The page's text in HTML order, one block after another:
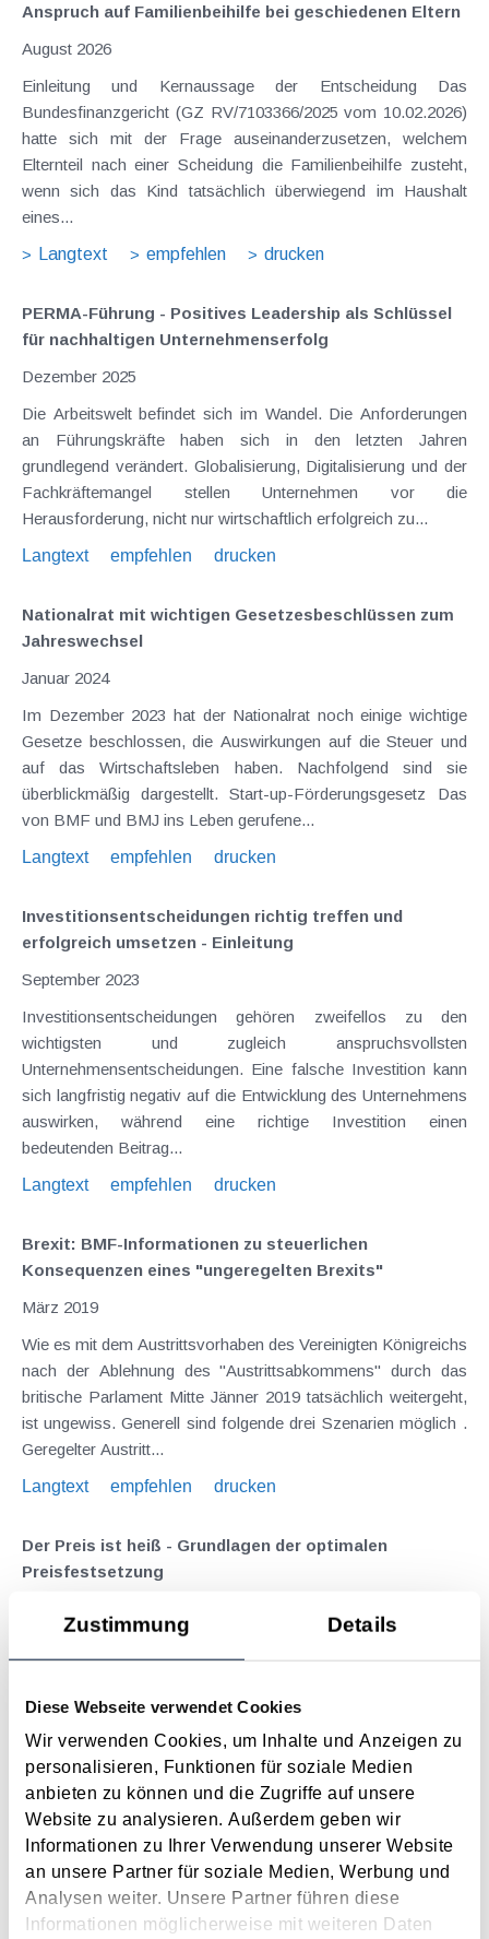
Zustimmung Details
Diese Webseite verwendet Cookies
Wir verwenden Cookies, um Inhalte und Anzeigen zu
personalisieren, Funktionen für soziale Medien
anbieten zu können und die Zugriffe auf unsere
Website zu analysieren. Außerdem geben wir
Informationen zu Ihrer Verwendung unserer Website
an unsere Partner für soziale Medien, Werbung und
Analysen weiter. Unsere Partner führen diese
Informationen möglicherweise mit weiteren Daten
Anspruch auf Familienbeihilfe bei geschiedenen Eltern
August 2026
Einleitung und Kernaussage der Entscheidung Das
Bundesfinanzgericht (GZ RV/7103366/2025 vom 10.02.2026)
hatte sich mit der Frage auseinanderzusetzen, welchem
Elternteil nach einer Scheidung die Familienbeihilfe zusteht,
wenn sich das Kind tatsächlich überwiegend im Haushalt
eines...
Langtext
empfehlen drucken
PERMA-Führung - Positives Leadership als Schlüssel
für nachhaltigen Unternehmenserfolg
Dezember 2025
Die Arbeitswelt befindet sich im Wandel. Die Anforderungen
an Führungskräfte haben sich in den letzten Jahren
grundlegend verändert. Globalisierung, Digitalisierung und der
Fachkräftemangel stellen Unternehmen vor die
Herausforderung, nicht nur wirtschaftlich erfolgreich zu...
Langtext
empfehlen drucken
Nationalrat mit wichtigen Gesetzesbeschlüssen zum
Jahreswechsel
Januar 2024
Im Dezember 2023 hat der Nationalrat noch einige wichtige
Gesetze beschlossen, die Auswirkungen auf die Steuer und
auf das Wirtschaftsleben haben. Nachfolgend sind sie
überblickmäßig dargestellt. Start-up-Förderungsgesetz Das
von BMF und BMJ ins Leben gerufene...
Langtext
empfehlen drucken
Investitionsentscheidungen richtig treffen und
erfolgreich umsetzen - Einleitung
September 2023
Investitionsentscheidungen gehören zweifellos zu den
wichtigsten und zugleich anspruchsvollsten
Unternehmensentscheidungen. Eine falsche Investition kann
sich langfristig negativ auf die Entwicklung des Unternehmens
auswirken, während eine richtige Investition einen
bedeutenden Beitrag...
Langtext
empfehlen drucken
Brexit: BMF-Informationen zu steuerlichen
Konsequenzen eines "ungeregelten Brexits"
März 2019
Wie es mit dem Austrittsvorhaben des Vereinigten Königreichs
nach der Ablehnung des "Austrittsabkommens" durch das
britische Parlament Mitte Jänner 2019 tatsächlich weitergeht,
ist ungewiss. Generell sind folgende drei Szenarien möglich .
Geregelter Austritt...
Langtext
empfehlen drucken
Der Preis ist heiß - Grundlagen der optimalen
Preisfestsetzung
für die Preisgestaltung im Unternehmen nur ein bedingt
daher unterschiedliche Ansatzpunkte...
Langtext
empfehlen drucken
EStR-Wartungserlass 2015 in Begutachtung
März 2015
Der Wartungserlass 2015 der Einkommensteuerrichtlinien ,